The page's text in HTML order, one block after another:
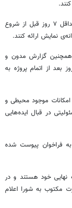
گروه ها موظفند جزئیات آثار اجرایی مورد نظر خود را حداقل ۷ روز قبل از شروع
نمایش ارائه کنند.
گزارش مدون و
اجرای نمایش خود را حداکثر ظرف مدت ۴۵ روز بعد از اتمام پروژه به
امکانات موجود محیطی و
در قبال ایده‌هایی
فراخوان پیوست شده
نهایی خود هستند و در
مکتوب به شورا اعلام